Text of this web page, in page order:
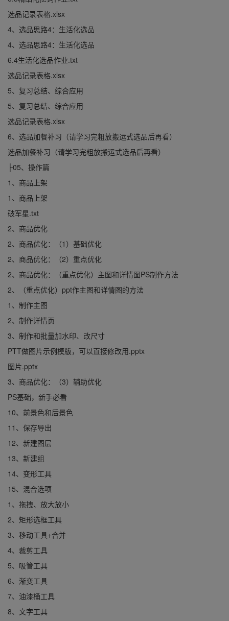
选品记录表格.xlsx
4、选品思路4：生活化选品
4、选品思路4：生活化选品
6.4生活化选品作业.txt
选品记录表格.xlsx
5、复习总结、综合应用
5、复习总结、综合应用
选品记录表格.xlsx
6、选品加餐补习（请学习完粗放搬运式选品后再看）
选品加餐补习（请学习完粗放搬运式选品后再看）
├05、操作篇
1、商品上架
1、商品上架
破军星.txt
2、商品优化
2、商品优化：（1）基础优化
2、商品优化：（2）重点优化
2、商品优化：（重点优化）主图和详情图PS制作方法
2、（重点优化）ppt作主图和详情图的方法
1、制作主图
2、制作详情页
3、制作和批量加水印、改尺寸
PTT做图片示例模版，可以直接修改用.pptx
图片.pptx
3、商品优化：（3）辅助优化
PS基础，新手必看
10、前景色和后景色
11、保存导出
12、新建图层
13、新建组
14、变形工具
15、混合选项
1、拖拽、放大放小
2、矩形选框工具
3、移动工具+合并
4、裁剪工具
5、吸管工具
6、渐变工具
7、油漆桶工具
8、文字工具